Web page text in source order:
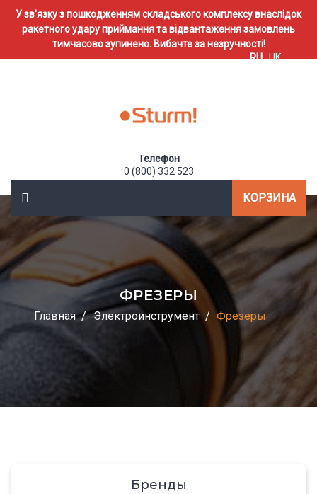
У зв'язку з пошкодженням складського комплексу внаслідок
ракетного удару приймання та відвантаження замовлень
тимчасово зупинено. Вибачте за незручності!
Телефон
0 (800) 332 523
КОРЗИНА
ФРЕЗЕРЫ
Главная Электроинструмент Фрезеры
Бренды
RU UK